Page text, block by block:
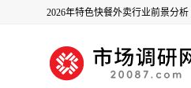
2026年特色快餐外卖行业前景分